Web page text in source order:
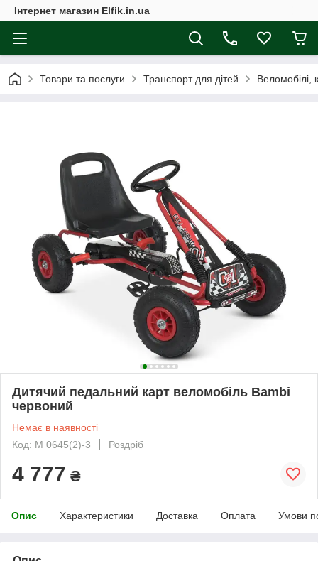
Інтернет магазин Elfik.in.ua
Товари та послуги Транспорт для дітей Веломобілі,
Дитячий педальний карт веломобіль Bambi
червоний
Немає в наявності
Код: M 0645(2)-3
Роздріб
4 777 ₴
Опис Характеристики Доставка Оплата Умови